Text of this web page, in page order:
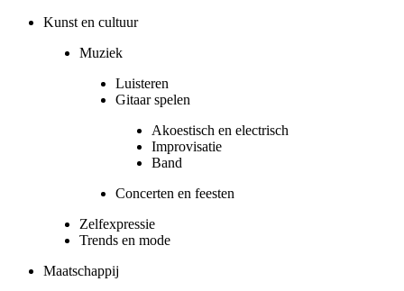
Kunst en cultuur
Muziek
Luisteren
Gitaar spelen
Akoestisch en electrisch
Improvisatie
Band
Concerten en feesten
Zelfexpressie
Trends en mode
Maatschappij